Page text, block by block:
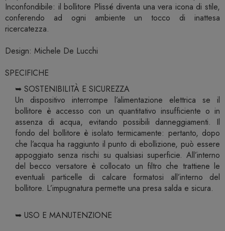
Inconfondibile: il bollitore Plissé diventa una vera icona di stile,
conferendo ad ogni ambiente un tocco di inattesa
ricercatezza.
Design: Michele De Lucchi
SPECIFICHE
➥ SOSTENIBILITÀ E SICUREZZA
Un dispositivo interrompe l’alimentazione elettrica se il
bollitore è accesso con un quantitativo insufficiente o in
assenza di acqua, evitando possibili danneggiamenti. Il
fondo del bollitore è isolato termicamente: pertanto, dopo
che l’acqua ha raggiunto il punto di ebollizione, può essere
appoggiato senza rischi su qualsiasi superficie. All’interno
del becco versatore è collocato un filtro che trattiene le
eventuali particelle di calcare formatosi all’interno del
bollitore. L’impugnatura permette una presa salda e sicura.
➥ USO E MANUTENZIONE